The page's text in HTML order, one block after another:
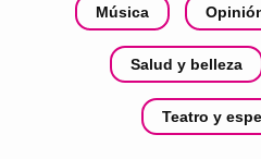
Música
Salud y belleza
Teatro y